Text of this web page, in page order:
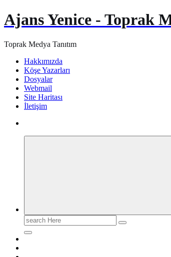
Ajans Yenice - Toprak
Toprak Medya Tanıtım
Hakkımızda
Köşe Yazarları
Dosyalar
Webmail
Site Haritası
İletişim
Search
for: